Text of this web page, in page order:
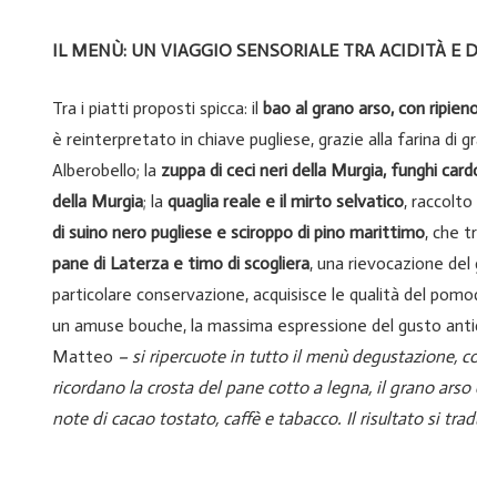
IL MENÙ: UN VIAGGIO SENSORIALE TRA ACIDITÀ E
Tra i piatti proposti spicca: il bao al grano arso, con
è reinterpretato in chiave pugliese, grazie alla farina di
Alberobello; la zuppa di ceci neri della Murgia, funghi
della Murgia; la quaglia reale e il mirto selvatico,
di suino nero pugliese e sciroppo di pino marittimo, che
pane di Laterza e timo di scogliera, una rievocazione
particolare conservazione, acquisisce le qualità del
un amuse bouche, la massima espressione del gusto
Matteo – si ripercuote in tutto il menù degustazione,
ricordano la crosta del pane cotto a legna, il grano
note di cacao tostato, caffè e tabacco. Il risultato si